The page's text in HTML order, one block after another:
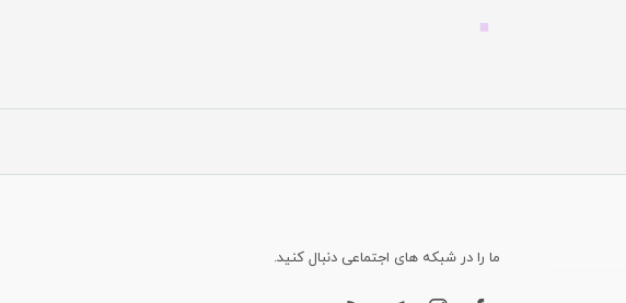
ما را در شبکه های اجتماعی دنبال کنید.